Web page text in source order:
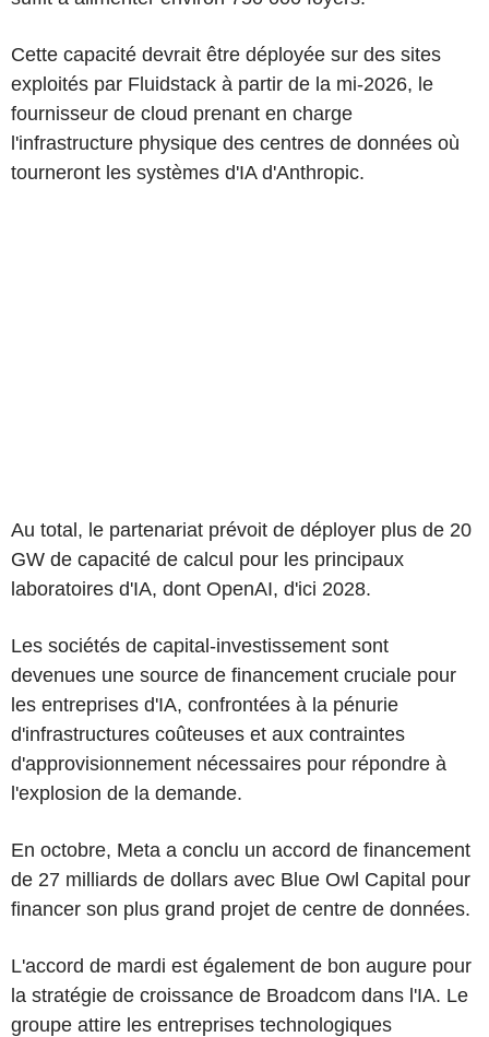
Cette capacité devrait être déployée sur des sites
exploités par Fluidstack à partir de la mi-2026, le
fournisseur de cloud prenant en charge
l'infrastructure physique des centres de données où
tourneront les systèmes d'IA d'Anthropic.
Au total, le partenariat prévoit de déployer plus de 20
GW de capacité de calcul pour les principaux
laboratoires d'IA, dont OpenAI, d'ici 2028.
Les sociétés de capital-investissement sont
devenues une source de financement cruciale pour
les entreprises d'IA, confrontées à la pénurie
d'infrastructures coûteuses et aux contraintes
d'approvisionnement nécessaires pour répondre à
l'explosion de la demande.
En octobre, Meta a conclu un accord de financement
de 27 milliards de dollars avec Blue Owl Capital pour
financer son plus grand projet de centre de données.
L'accord de mardi est également de bon augure pour
la stratégie de croissance de Broadcom dans l'IA. Le
groupe attire les entreprises technologiques